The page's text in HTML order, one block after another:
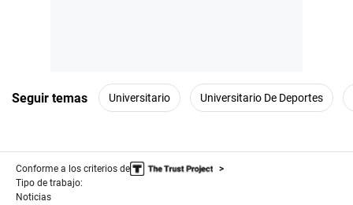
Seguir temas Universitario Universitario De Deportes
Conforme a los criterios de
Tipo de trabajo:
Noticias